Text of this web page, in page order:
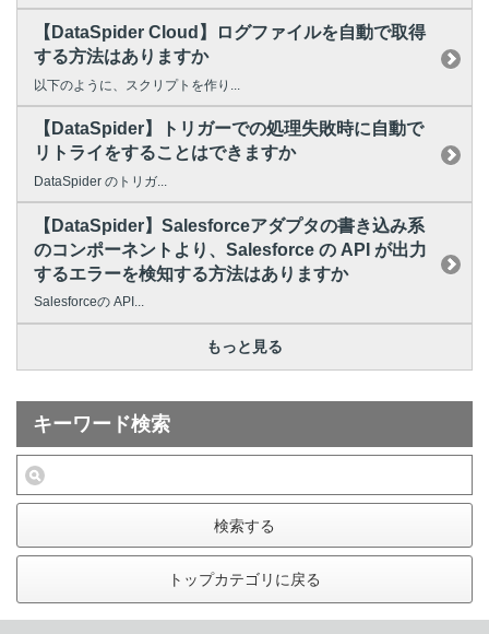
【DataSpider Cloud】ログファイルを自動で取得
する方法はありますか
以下のように、スクリプトを作り...
【DataSpider】トリガーでの処理失敗時に自動で
リトライをすることはできますか
DataSpider のトリガ...
【DataSpider】Salesforceアダプタの書き込み系
のコンポーネントより、Salesforce の API が出力
するエラーを検知する方法はありますか
Salesforceの API...
もっと見る
キーワード検索
検索する
トップカテゴリに戻る